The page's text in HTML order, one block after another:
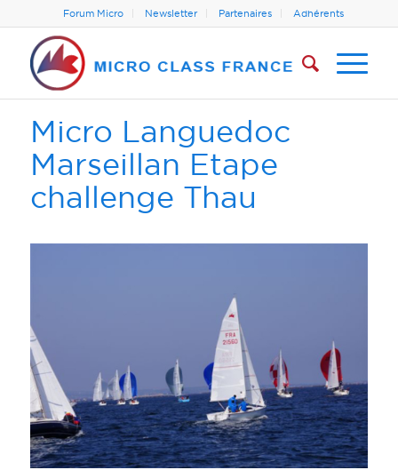
Forum Micro Newsletter Partenaires Adhérents
Micro Languedoc
Marseillan Etape
challenge Thau